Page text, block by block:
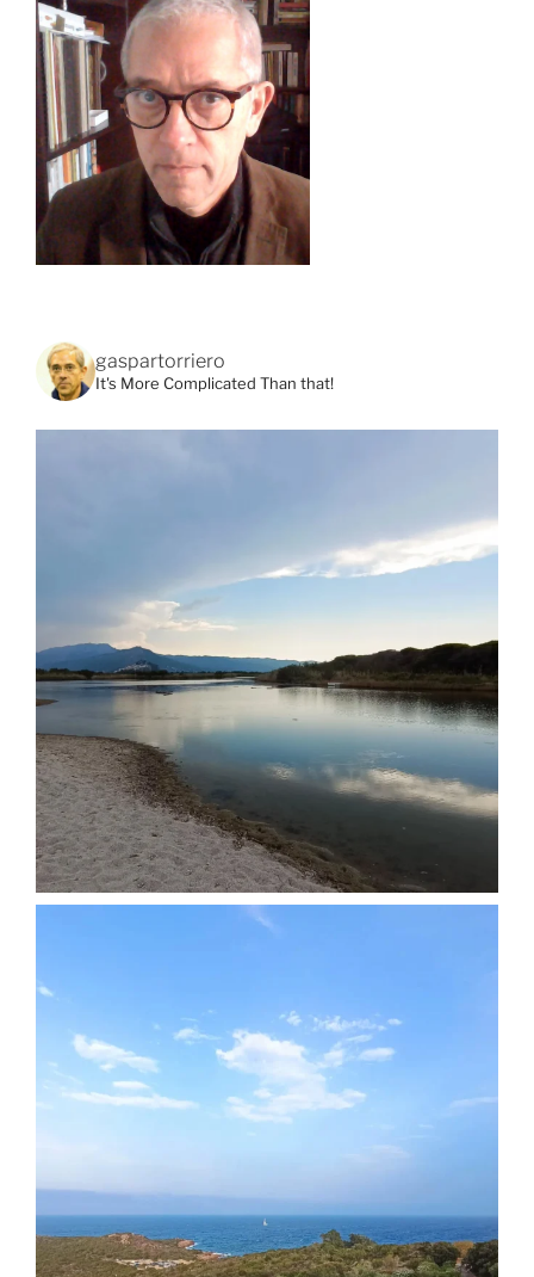
gaspartorriero
It's More Complicated Than that!